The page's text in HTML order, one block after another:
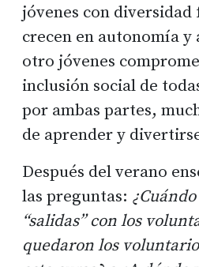
jóvenes con diversidad
crecen en autonomía
otro jóvenes
inclusión social de
por ambas partes,
de aprender y
Después del verano
las preguntas:
“salidas” con los
quedaron los